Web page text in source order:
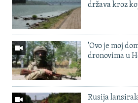
država kroz
'Ovo je moj
dronovima u
Rusija